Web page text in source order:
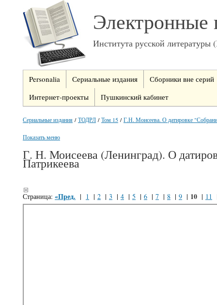
Электронные
Института русской
Personalia Сериальные издания
Сборники вне серий
Интернет-проекты
Пушкинский кабинет
Сериальные издания /ТОДРЛ /Том 15 /Г.Н. Моисеева. О датировке
Показать меню
Г. Н. Моисеева (Ленинград). О
Патрикеева
Страница: «Пред. | 1 | 2 | 3 | 4 | 5 | 6 | 7 | 8 | 9 | 10 | 11